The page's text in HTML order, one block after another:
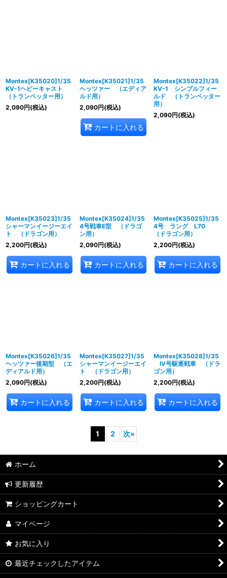
Montex[K35020]1/35
KV-1ヘビーキャスト
（トランペッター用）
2,090円(税込)
Montex[K35021]1/35
ヘッツァー （エディア
ルド用）
2,090円(税込)
カートに入れる
Montex[K35022]1/35
KV-1 シンプルフィー
ルド （トランペッター
用）
2,090円(税込)
Montex[K35023]1/35
シャーマンイージーエイ
ト （ドラゴン用）
2,200円(税込)
カートに入れる
Montex[K35024]1/35
4号戦車E型 （ドラゴ
ン用）
2,090円(税込)
カートに入れる
Montex[K35025]1/35
4号 ラング L70
（ドラゴン用）
2,200円(税込)
カートに入れる
Montex[K35026]1/35
ヘッツァー後期型 （エ
ディアルド用）
2,090円(税込)
カートに入れる
Montex[K35027]1/35
シャーマンイージーエイ
ト （ドラゴン用）
2,200円(税込)
カートに入れる
Montex[K35028]1/35
IV号駆逐戦車 （ドラ
ゴン用）
2,200円(税込)
カートに入れる
1 2 次»
ホーム
更新履歴
ショッピングカート
マイページ
お気に入り
最近チェックしたアイテム